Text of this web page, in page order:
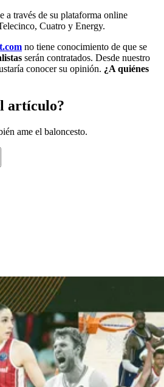
a través de su plataforma online
Cuatro y Energy.
no tiene conocimiento de que se
serán contratados. Desde nuestro
conocer su opinión. ¿A quiénes
artículo?
ame el baloncesto.